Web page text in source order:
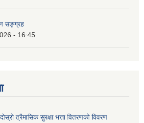
सङ्ग्रह
- 16:45
त्रैमासिक सुरक्षा भत्ता वितरणको विवरण